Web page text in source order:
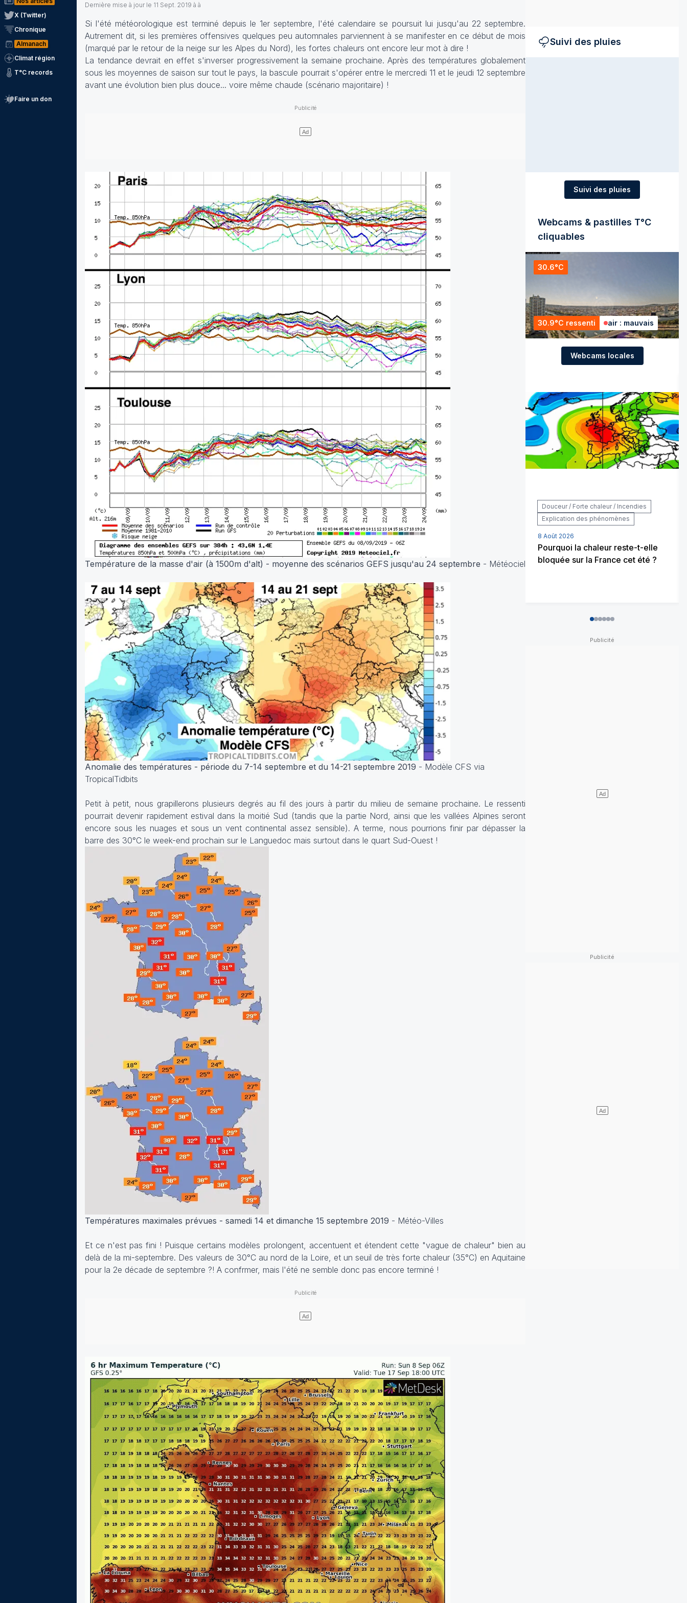
X (Twitter)
Chronique
Almanach
Climat région
T°C records
Faire un don
Dernière mise à jour le 11 Sept. 2019 à à
Si l'été météorologique est terminé depuis le 1er septembre, l'été calendaire se poursuit lui jusqu'au 22 septembre.
Autrement dit, si les premières offensives quelques peu automnales parviennent à se manifester en ce début de mois
(marqué par le retour de la neige sur les Alpes du Nord), les fortes chaleurs ont encore leur mot à dire !
La tendance devrait en effet s'inverser progressivement la semaine prochaine. Après des températures globalement
sous les moyennes de saison sur tout le pays, la bascule pourrait s'opérer entre le mercredi 11 et le jeudi 12 septembre
avant une évolution bien plus douce... voire même chaude (scénario majoritaire) !
Température de la masse d'air (à 1500m d'alt) - moyenne des scénarios GEFS jusqu'au 24 septembre - Météociel
Anomalie des températures - période du 7-14 septembre et du 14-21 septembre 2019 - Modèle CFS via
TropicalTidbits
Petit à petit, nous grapillerons plusieurs degrés au fil des jours à partir du milieu de semaine prochaine. Le ressenti
pourrait devenir rapidement estival dans la moitié Sud (tandis que la partie Nord, ainsi que les vallées Alpines seront
encore sous les nuages et sous un vent continental assez sensible). A terme, nous pourrions finir par dépasser la
barre des 30°C le week-end prochain sur le Languedoc mais surtout dans le quart Sud-Ouest !
Températures maximales prévues - samedi 14 et dimanche 15 septembre 2019 - Météo-Villes
Et ce n'est pas fini ! Puisque certains modèles prolongent, accentuent et étendent cette "vague de chaleur" bien au
delà de la mi-septembre. Des valeurs de 30°C au nord de la Loire, et un seuil de très forte chaleur (35°C) en Aquitaine
pour la 2e décade de septembre ?! A confrmer, mais l'été ne semble donc pas encore terminé !
Suivi des pluies
Suivi des pluies
Webcams & pastilles T°C
cliquables
30.6°C
30.9°C ressenti air : mauvais
Webcams locales
Douceur / Forte chaleur / Incendies
Explication des phénomènes
8 Août 2026
Pourquoi la chaleur reste-t-elle
bloquée sur la France cet été ?
012345